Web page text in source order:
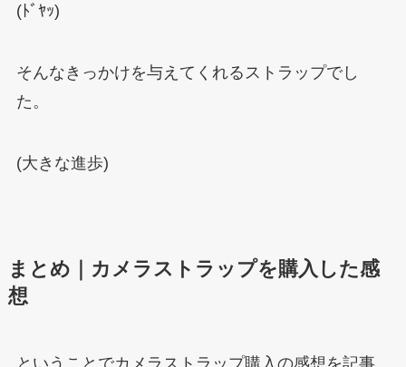
(ﾄﾞﾔｯ)
そんなきっかけを与えてくれるストラップでし
た。
(大きな進歩)
まとめ｜カメラストラップを購入した感
想
ということでカメラストラップ購入の感想を記事